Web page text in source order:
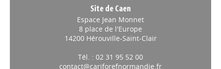
Site de Caen
Espace Jean Monnet
8 place de l'Europe
14200 Hérouville-Saint-Clair
Tél. : 02 31 95 52 00